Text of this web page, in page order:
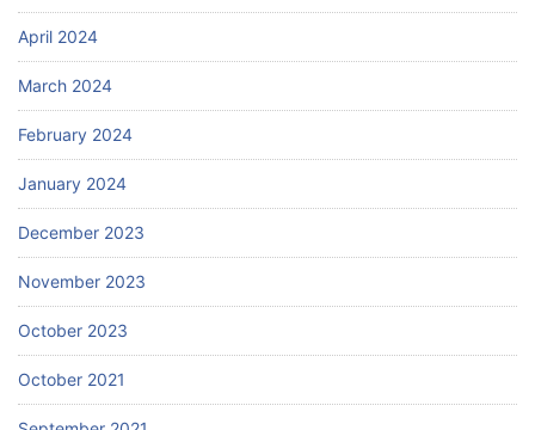
April 2024
March 2024
February 2024
January 2024
December 2023
November 2023
October 2023
October 2021